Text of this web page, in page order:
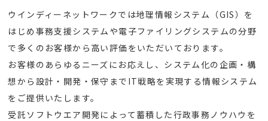
ウインディーネットワークでは地理情報システム（GIS）を
はじめ事務支援システムや電子ファイリングシステムの分野
で多くのお客様から高い評価をいただいております。
お客様のあらゆるニーズにお応えし、システム化の企画・構
想から設計・開発・保守までIT戦略を実現する情報システム
をご提供いたします。
受託ソフトウエア開発によって蓄積した行政事務ノウハウを